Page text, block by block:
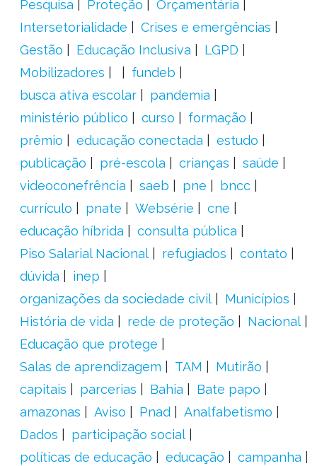
Pesquisa
Proteção
Orçamentária
Intersetorialidade
Crises e emergências
Gestão
Educação Inclusiva
LGPD
Mobilizadores
fundeb
busca ativa escolar
pandemia
ministério público
curso
formação
prêmio
educação conectada
estudo
publicação
pré-escola crianças
saúde
videoconefrência
saeb pne
bncc
currículo
pnate Websérie
cne
educação híbrida
consulta pública
Piso Salarial Nacional
refugiados
contato
dúvida
inep
organizações da sociedade civil
Municípios
História de vida
rede de proteção
Nacional
Educação que protege
Salas de aprendizagem
TAM
Mutirão
capitais
parcerias Bahia
Bate papo
amazonas
Aviso Pnad
Analfabetismo
Dados
participação social
políticas de educação
educação
campanha